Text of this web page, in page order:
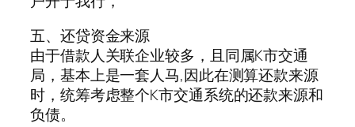
五、还贷资金来源
由于借款人关联企业较多，且同属K市交通
局，基本上是一套人马,因此在测算还款来源
时，统筹考虑整个K市交通系统的还款来源和
负债。